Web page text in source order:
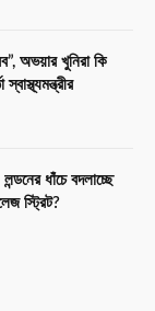
অভয়ার খুনিরা কি
ধাঁচে বদলাচ্ছে
স্ট্রিট?